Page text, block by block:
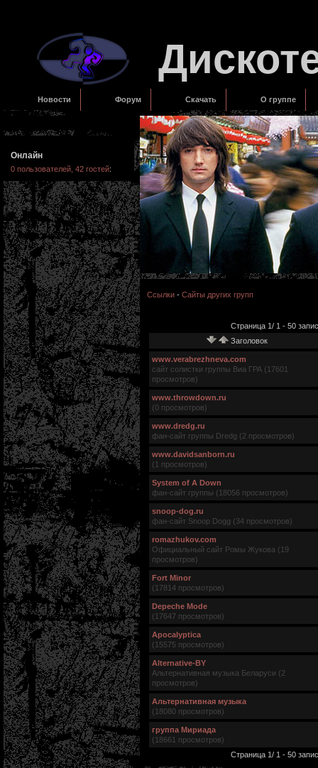
Новости Форум Скачать О группе
Онлайн
0 пользователей, 42 гостей:
Ссылки - Сайты других групп
Страница 1/ 1 - 50
Заголовок
www.verabrezhneva.com
сайт солистки группы Виа ГРА (17601
просмотров)
www.throwdown.ru
(0 просмотров)
www.dredg.ru
фан-сайт группы Dredg (2 просмотров)
www.davidsanborn.ru
(1 просмотров)
System of A Down
фан-сайт группы (18056 просмотров)
snoop-dog.ru
фан-сайт Snoop Dogg (34 просмотров)
romazhukov.com
Официальный сайт Ромы Жукова (19
просмотров)
Fort Minor
(17814 просмотров)
Depeche Mode
(17647 просмотров)
Apocalyptica
(15575 просмотров)
Alternative-BY
Альтернативная музыка Беларуси (2
просмотров)
Альтернативная музыка
(18080 просмотров)
группа Мириада
(18661 просмотров)
Страница 1/ 1 - 50